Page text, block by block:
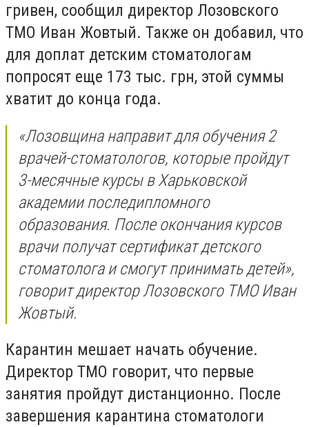
гривен, сообщил директор Лозовского
ТМО Иван Жовтый. Также он добавил, что
для доплат детским стоматологам
попросят еще 173 тыс. грн, этой суммы
хватит до конца года.
«Лозовщина направит для обучения 2
врачей-стоматологов, которые пройдут
3-месячные курсы в Харьковской
академии последипломного
образования. После окончания курсов
врачи получат сертификат детского
стоматолога и смогут принимать детей»,
говорит директор Лозовского ТМО Иван
Жовтый.
Карантин мешает начать обучение.
Директор ТМО говорит, что первые
занятия пройдут дистанционно. После
завершения карантина стоматологи